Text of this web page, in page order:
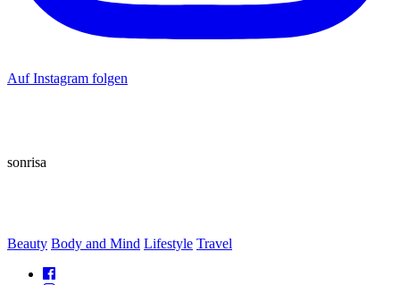
Auf Instagram folgen
sonrisa
Beauty Body and Mind Lifestyle Travel